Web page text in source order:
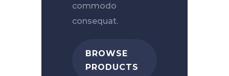
commodo
consequat.
BROWSE
PRODUCTS